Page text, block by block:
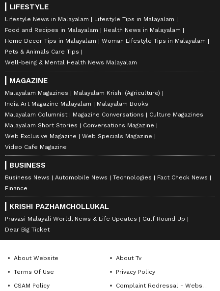
LIFESTYLE
Lifestyle News in Malayalam
Lifestyle Tips in Malayalam
Food and Recipes in Malayalam
Health News in Malayalam
Home Decor Tips in Malayalam
Woman Lifestyle Tips in Malayalam
Pets & Animals Care Tips
Well-being & Mental Health News Malayalam
MAGAZINE
Malayalam Magazines
Malayalam Krishi (Agriculture)
India Art Magazine Malayalam
Malayalam Books
Malayalam Columnist
Magazine Conversations
Culture Magazines
Malayalam Short Stories
Conversations Magazine
Web Exclusive Magazine
Web Specials Magazine
Video Cafe Magazine
BUSINESS
Business News Automobile News Technologies
Fact Check News
Finance
KRISHI PAZHAMCHOLLUKAL
Pravasi Malayali World, News & Life Updates
Gulf Round Up
Dear Big Ticket
About Website
About Tv
Terms Of Use
Privacy Policy
CSAM Policy
Complaint Redressal - Website